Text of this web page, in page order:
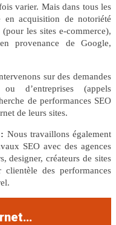
varier. Mais dans tous les
acquisition de notoriété
les sites e-commerce),
provenance de Google,
sur des demandes
d’entreprises (appels
de performances SEO
de leurs sites.
Nous travaillons également
SEO avec des agences
designer, créateurs de sites
des performances